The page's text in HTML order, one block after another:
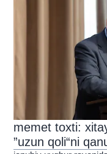
memet toxti:
”uzun qoli“ni